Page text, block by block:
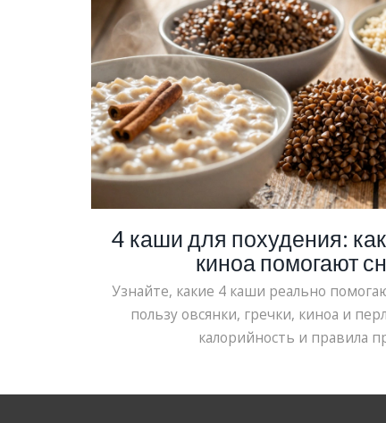
4 каши для похудения:
киноа помогают
Узнайте, какие 4 каши реально
пользу овсянки, гречки, киноа и
калорийность и правила